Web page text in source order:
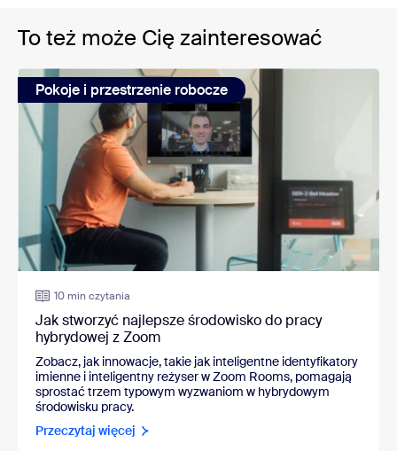
To też może Cię zainteresować
Pokoje i przestrzenie robocze
10 min czytania
Jak stworzyć najlepsze środowisko do pracy
hybrydowej z Zoom
Zobacz, jak innowacje, takie jak inteligentne identyfikatory
imienne i inteligentny reżyser w Zoom Rooms, pomagają
sprostać trzem typowym wyzwaniom w hybrydowym
środowisku pracy.
Przeczytaj więcej